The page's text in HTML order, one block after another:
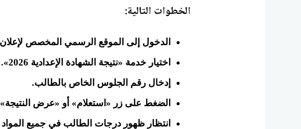
الخطوات التالية:
الدخول إلى الموقع الرسمي المخصص
اختيار خدمة «نتيجة الشهادة الإعدادية 2026».
إدخال رقم الجلوس الخاص بالطالب.
الضغط على زر «استعلام» أو «عرض
انتظار ظهور درجات الطالب في جميع المواد